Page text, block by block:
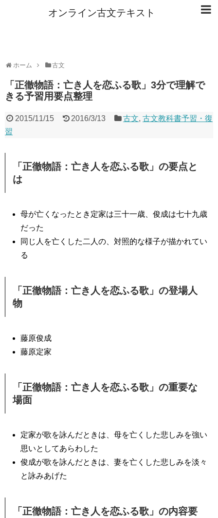
オンライン古文テキスト
ホーム 古文
「正徹物語：亡き人を恋ふる歌」3分で理解で
きる予習用要点整理
2015/11/15 2016/3/13 古文,古文教科書予習・復
習
「正徹物語：亡き人を恋ふる歌」の要点と
は
母が亡くなったとき定家は三十一歳、俊成は七十九歳
だった
同じ人を亡くした二人の、対照的な様子が描かれてい
る
「正徹物語：亡き人を恋ふる歌」の登場人
物
藤原俊成
藤原定家
「正徹物語：亡き人を恋ふる歌」の重要な
場面
定家が歌を詠んだときは、母を亡くした悲しみを強い
思いとしてあらわした
俊成が歌を詠んだときは、妻を亡くした悲しみを淡々
と詠みあげた
「正徹物語：亡き人を恋ふる歌」の内容要